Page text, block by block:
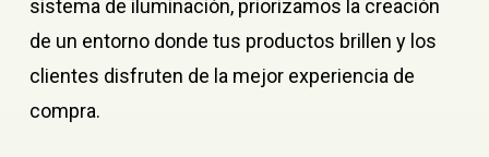
sistema de iluminación, priorizamos la creación
de un entorno donde tus productos brillen y los
clientes disfruten de la mejor experiencia de
compra.